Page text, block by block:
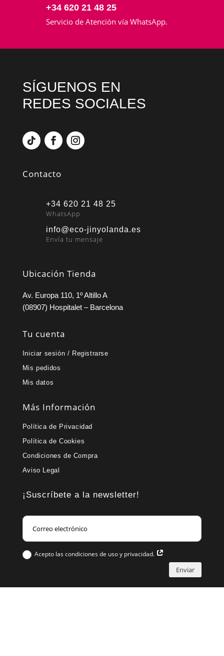
+34 620 21 48 25
Servicio de Atención vía WhatsApp.
SÍGUENOS EN
REDES SOCIALES
Contacto
+34 620 21 48 25
WhatsApp
info@eco-jinyolanda.es
Envía tu mensaje
Ubicación Tienda
Av. Europa 110, 1º Altillo A
(08907) Hospitalet – Barcelona
Tu cuenta
Iniciar sesión / Registrarse
Mis pedidos
Mis datos
Más Información
Política de Privacidad
Política de Cookies
Condiciones de Compra
Aviso Legal
¡Suscríbete a la newsletter!
Acepto las condiciones de uso y privacidad.
Enviar